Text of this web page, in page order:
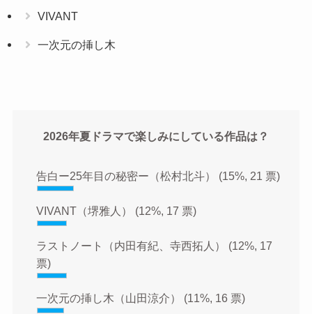
VIVANT
一次元の挿し木
2026年夏ドラマで楽しみにしている作品は？
告白ー25年目の秘密ー（松村北斗） (15%, 21 票)
VIVANT（堺雅人） (12%, 17 票)
ラストノート（内田有紀、寺西拓人） (12%, 17
票)
一次元の挿し木（山田涼介） (11%, 16 票)